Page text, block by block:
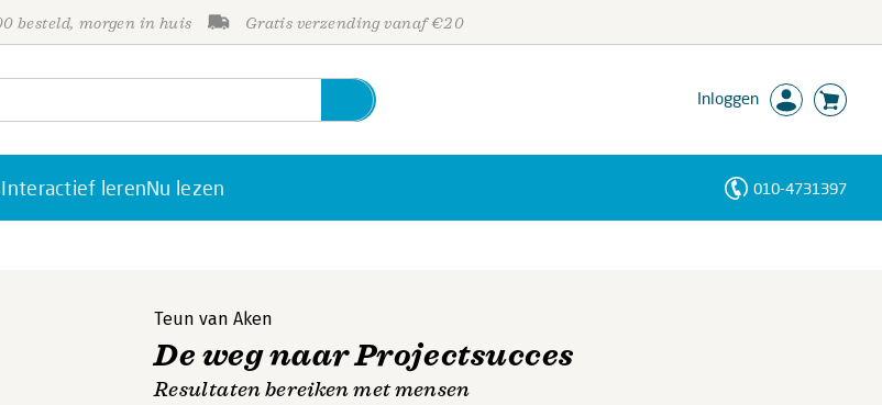
besteld, morgen in huis Gratis verzending vanaf €20
Inloggen
Interactief lerenNu lezen 010-4731397
Teun van Aken
De weg naar Projectsucces
Resultaten bereiken met mensen
Personen